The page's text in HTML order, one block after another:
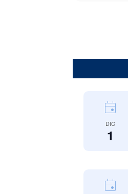
DIC
1